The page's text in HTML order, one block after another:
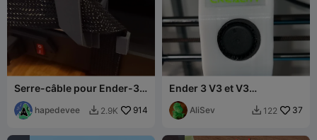
Serre-câble pour Ender-3
V3 SE/KE (sans support)
hapedevee  2.9K 914
Ender 3 V3 et V3
Plus__Couvercle
magnétique de tête
d'impression
AliSev  122 37